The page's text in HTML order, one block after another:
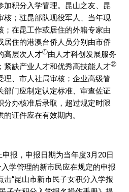
加积分入学管理。昆山之友、昆
核；驻昆部队现役军人、当年现
；在昆工作或居住的外籍专家由
居住的港澳台侨人员分别由市侨
高层次人才①由人才科创发展服务
紧缺产业人才和优秀高技能人才②
理、市人社局审核；企业高级管
部门应制定认定标准、审查佐证
分办核准后录取，超过规定时限
证件应在有效期内。
报，申报日期为当年度3月20日
学管理的新市民应在规定的申报
“昆山市新市民子女积分入学报